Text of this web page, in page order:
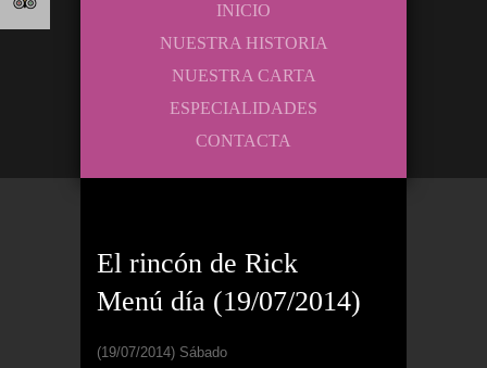
INICIO
NUESTRA HISTORIA
NUESTRA CARTA
ESPECIALIDADES
CONTACTA
El rincón de Rick
Menú día (19/07/2014)
(19/07/2014) Sábado